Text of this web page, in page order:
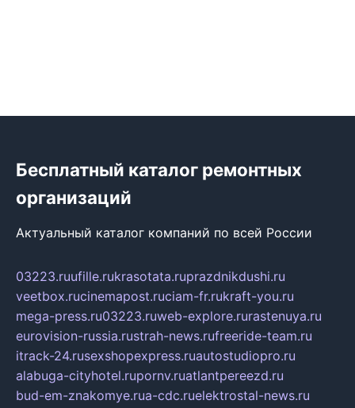
Бесплатный каталог ремонтных
организаций
Актуальный каталог компаний по всей России
03223.ruufille.rukrasotata.ruprazdnikdushi.ru
veetbox.rucinemapost.ruciam-fr.rukraft-you.ru
mega-press.ru03223.ruweb-explore.rurastenuya.ru
eurovision-russia.rustrah-news.rufreeride-team.ru
itrack-24.rusexshopexpress.ruautostudiopro.ru
alabuga-cityhotel.rupornv.ruatlantpereezd.ru
bud-em-znakomye.rua-cdc.ruelektrostal-news.ru